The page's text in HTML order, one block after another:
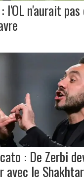
l'OL n'aurait
: De Zerbi
avec le